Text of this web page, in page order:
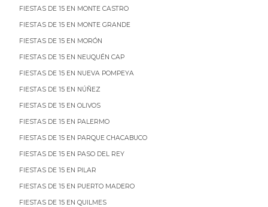
FIESTAS DE 15 EN MONTE CASTRO
FIESTAS DE 15 EN MONTE GRANDE
FIESTAS DE 15 EN MORÓN
FIESTAS DE 15 EN NEUQUÉN CAP
FIESTAS DE 15 EN NUEVA POMPEYA
FIESTAS DE 15 EN NÚÑEZ
FIESTAS DE 15 EN OLIVOS
FIESTAS DE 15 EN PALERMO
FIESTAS DE 15 EN PARQUE CHACABUCO
FIESTAS DE 15 EN PASO DEL REY
FIESTAS DE 15 EN PILAR
FIESTAS DE 15 EN PUERTO MADERO
FIESTAS DE 15 EN QUILMES